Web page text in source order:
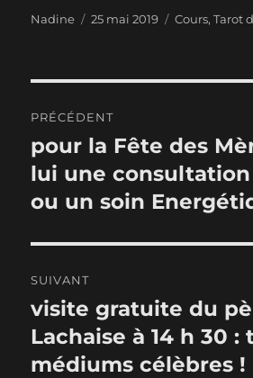
Auteur
Nadine
Publié
25 mai 2019 Catégories
Cours,Tarot
de
l’article
PRÉCÉDENT
Publication
précédente :
pour la Fête des
lui une consultation
ou un soin
SUIVANT
Publication
suivante :
visite gratuite du
Lachaise à 14 h 30 :
médiums célèbres !